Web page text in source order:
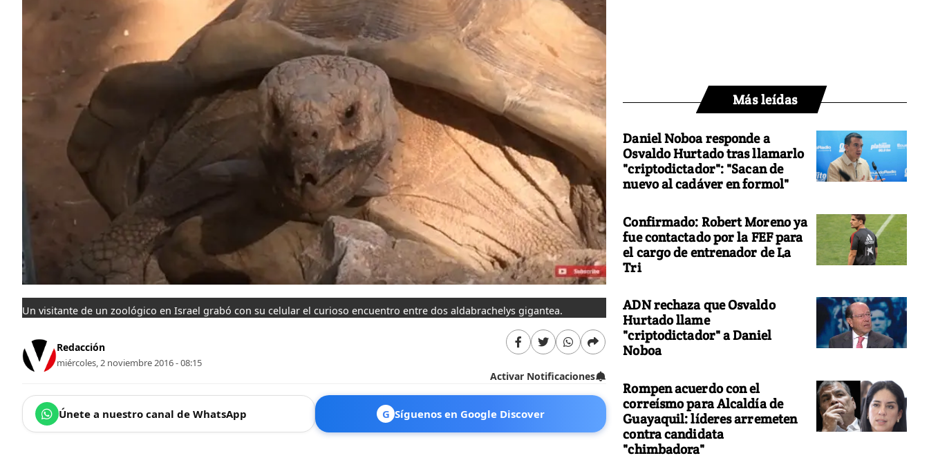
Un visitante de un zoológico en Israel grabó con su celular el curioso encuentro entre dos aldabrachelys gigantea.
Redacción
miércoles, 2 noviembre 2016 - 08:15
Activar Notificaciones
Únete a nuestro canal de WhatsApp G Síguenos en Google Discover
Más leídas
Daniel Noboa responde a
Osvaldo Hurtado tras llamarlo
"criptodictador": "Sacan de
nuevo al cadáver en formol"
Confirmado: Robert Moreno ya
fue contactado por la FEF para
el cargo de entrenador de La
Tri
ADN rechaza que Osvaldo
Hurtado llame
"criptodictador" a Daniel
Noboa
Rompen acuerdo con el
correísmo para Alcaldía de
Guayaquil: líderes arremeten
contra candidata
"chimbadora"